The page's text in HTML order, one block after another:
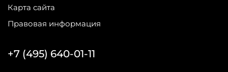
Карта сайта
Правовая информация
+7 (495) 640-01-11